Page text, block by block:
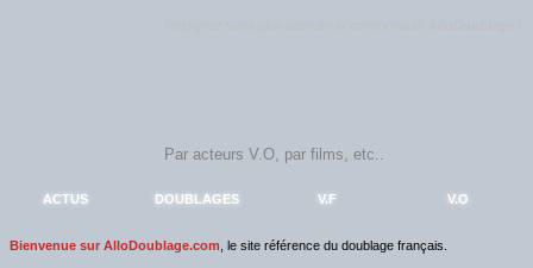
ACTUS DOUBLAGES V.F V.O
Bienvenue sur AlloDoublage.com , le site référence du doublage français.